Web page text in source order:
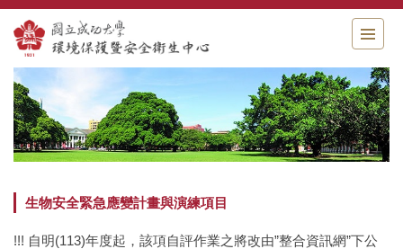
跳
到
主
要
內
容
區
生物安全緊急應變計畫與演練項目
!!! 自明(113)年度起，該項自評作業之將改由”整合資訊網”下公